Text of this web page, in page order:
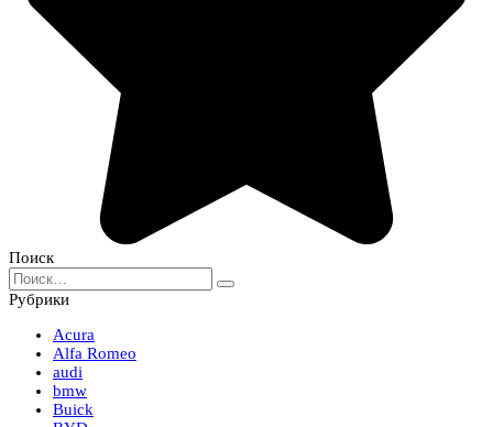
Поиск
Search
for:
Рубрики
Acura
Alfa Romeo
audi
bmw
Buick